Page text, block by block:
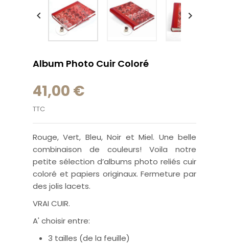
 
Album Photo Cuir Coloré
41,00 €
TTC
Rouge, Vert, Bleu, Noir et Miel. Une belle
combinaison de couleurs! Voila notre
petite sélection d’albums photo reliés cuir
coloré et papiers originaux. Fermeture par
des jolis lacets.
VRAI CUIR.
A' choisir entre:
3 tailles (de la feuille)